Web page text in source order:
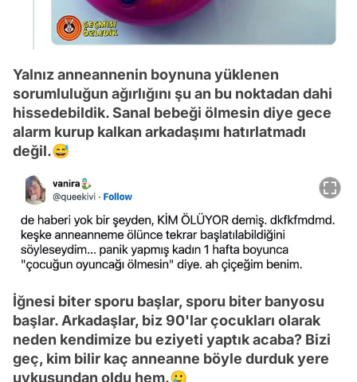
Yalnız anneannenin boynuna yüklenen
sorumluluğun ağırlığını şu an bu noktadan dahi
hissedebildik. Sanal bebeği ölmesin diye gece
alarm kurup kalkan arkadaşımı hatırlatmadı
değil.😅
İğnesi biter sporu başlar, sporu biter banyosu
başlar. Arkadaşlar, biz 90'lar çocukları olarak
neden kendimize bu eziyeti yaptık acaba? Bizi
geç, kim bilir kaç anneanne böyle durduk yere
uykusundan oldu hem.🥲